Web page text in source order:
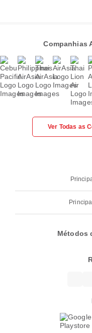
Companhias
Ver Todas as
Métodos